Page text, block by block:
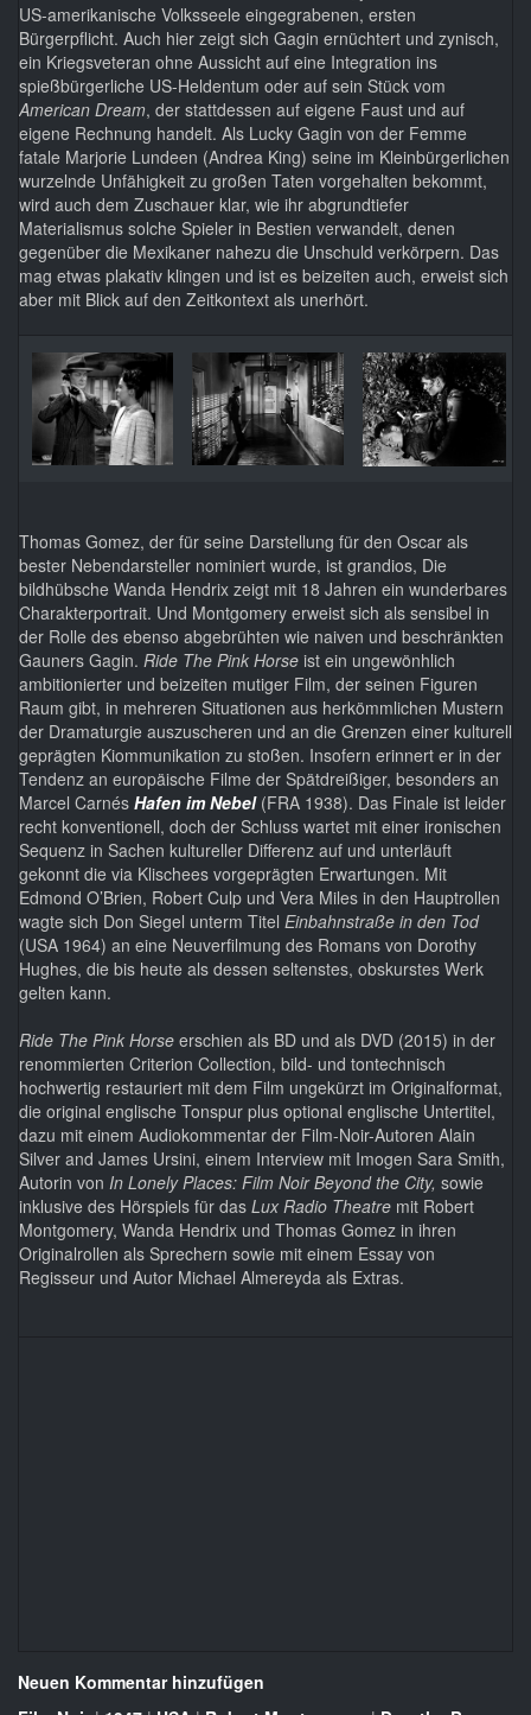
US-amerikanische Volksseele eingegrabenen, ersten
Bürgerpflicht. Auch hier zeigt sich Gagin ernüchtert und zynisch,
ein Kriegsveteran ohne Aussicht auf eine Integration ins
spießbürgerliche US-Heldentum oder auf sein Stück vom
American Dream, der stattdessen auf eigene Faust und auf
eigene Rechnung handelt. Als Lucky Gagin von der Femme
fatale Marjorie Lundeen (Andrea King) seine im Kleinbürgerlichen
wurzelnde Unfähigkeit zu großen Taten vorgehalten bekommt,
wird auch dem Zuschauer klar, wie ihr abgrundtiefer
Materialismus solche Spieler in Bestien verwandelt, denen
gegenüber die Mexikaner nahezu die Unschuld verkörpern. Das
mag etwas plakativ klingen und ist es beizeiten auch, erweist sich
aber mit Blick auf den Zeitkontext als unerhört.
Thomas Gomez, der für seine Darstellung für den Oscar als
bester Nebendarsteller nominiert wurde, ist grandios, Die
bildhübsche Wanda Hendrix zeigt mit 18 Jahren ein wunderbares
Charakterportrait. Und Montgomery erweist sich als sensibel in
der Rolle des ebenso abgebrühten wie naiven und beschränkten
Gauners Gagin. Ride The Pink Horse ist ein ungewönhlich
ambitionierter und beizeiten mutiger Film, der seinen Figuren
Raum gibt, in mehreren Situationen aus herkömmlichen Mustern
der Dramaturgie auszuscheren und an die Grenzen einer kulturell
geprägten Kiommunikation zu stoßen. Insofern erinnert er in der
Tendenz an europäische Filme der Spätdreißiger, besonders an
Marcel Carnés Hafen im Nebel(FRA 1938). Das Finale ist leider
recht konventionell, doch der Schluss wartet mit einer ironischen
Sequenz in Sachen kultureller Differenz auf und unterläuft
gekonnt die via Klischees vorgeprägten Erwartungen. Mit
Edmond O’Brien, Robert Culp und Vera Miles in den Hauptrollen
wagte sich Don Siegel unterm Titel Einbahnstraße in den Tod
(USA 1964) an eine Neuverfilmung des Romans von Dorothy
Hughes, die bis heute als dessen seltenstes, obskurstes Werk
gelten kann.
Ride The Pink Horse erschien als BD und als DVD (2015) in der
renommierten Criterion Collection, bild- und tontechnisch
hochwertig restauriert mit dem Film ungekürzt im Originalformat,
die original englische Tonspur plus optional englische Untertitel,
dazu mit einem Audiokommentar der Film-Noir-Autoren Alain
Silver and James Ursini, einem Interview mit Imogen Sara Smith,
Autorin von In Lonely Places: Film Noir Beyond the City, sowie
inklusive des Hörspiels für das Lux Radio Theatre mit Robert
Montgomery, Wanda Hendrix und Thomas Gomez in ihren
Originalrollen als Sprechern sowie mit einem Essay von
Regisseur und Autor Michael Almereyda als Extras.
Neuen Kommentar hinzufügen